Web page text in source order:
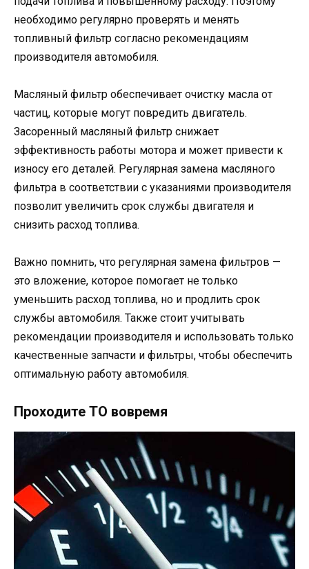
необходимо регулярно проверять и менять
топливный фильтр согласно рекомендациям
производителя автомобиля.
Масляный фильтр обеспечивает очистку масла от
частиц, которые могут повредить двигатель.
Засоренный масляный фильтр снижает
эффективность работы мотора и может привести к
износу его деталей. Регулярная замена масляного
фильтра в соответствии с указаниями производителя
позволит увеличить срок службы двигателя и
снизить расход топлива.
Важно помнить, что регулярная замена фильтров —
это вложение, которое помогает не только
уменьшить расход топлива, но и продлить срок
службы автомобиля. Также стоит учитывать
рекомендации производителя и использовать только
качественные запчасти и фильтры, чтобы обеспечить
оптимальную работу автомобиля.
Проходите ТО вовремя